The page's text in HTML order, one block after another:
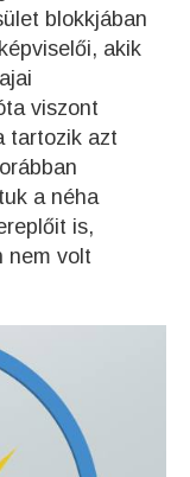
blokkjában
akik
viszont
tartozik azt
a néha
is,
nem volt